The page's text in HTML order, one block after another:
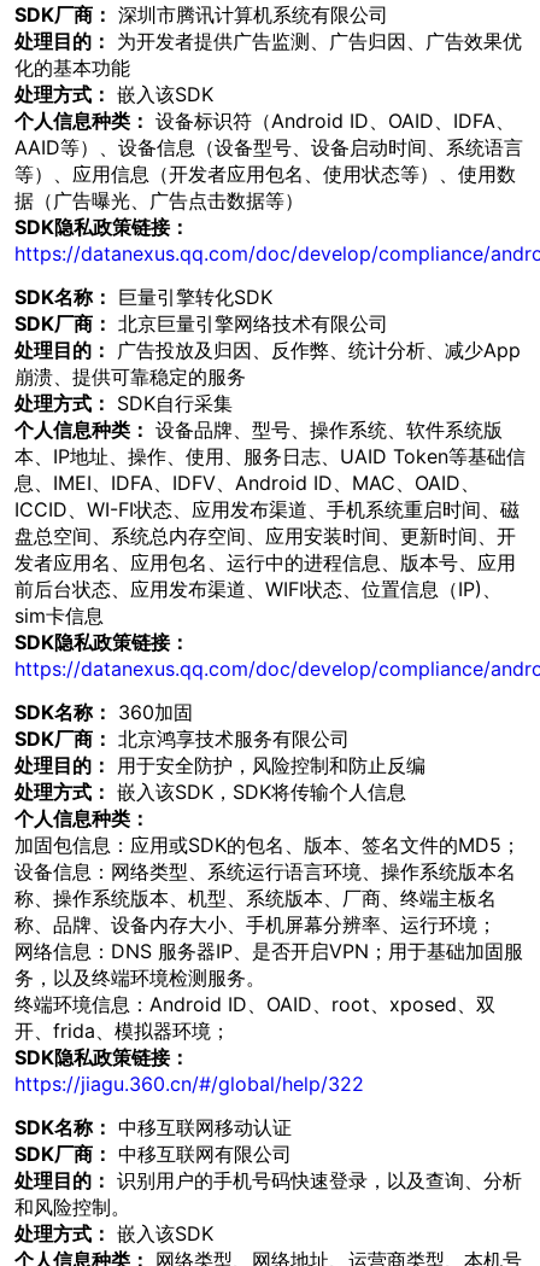
SDK厂商： 深圳市腾讯计算机系统有限公司
处理目的： 为开发者提供广告监测、广告归因、广告效果优
化的基本功能
处理方式： 嵌入该SDK
个人信息种类： 设备标识符（Android ID、OAID、IDFA、
AAID等）、设备信息（设备型号、设备启动时间、系统语言
等）、应用信息（开发者应用包名、使用状态等）、使用数
据（广告曝光、广告点击数据等）
SDK隐私政策链接：
https://datanexus.qq.com/doc/develop/compliance/
SDK名称： 巨量引擎转化SDK
SDK厂商： 北京巨量引擎网络技术有限公司
处理目的： 广告投放及归因、反作弊、统计分析、减少App
崩溃、提供可靠稳定的服务
处理方式： SDK自行采集
个人信息种类： 设备品牌、型号、操作系统、软件系统版
本、IP地址、操作、使用、服务日志、UAID Token等基础信
息、IMEI、IDFA、IDFV、Android ID、MAC、OAID、
ICCID、WI-FI状态、应用发布渠道、手机系统重启时间、磁
盘总空间、系统总内存空间、应用安装时间、更新时间、开
发者应用名、应用包名、运行中的进程信息、版本号、应用
前后台状态、应用发布渠道、WIFI状态、位置信息（IP)、
sim卡信息
SDK隐私政策链接：
https://datanexus.qq.com/doc/develop/compliance/
SDK名称： 360加固
SDK厂商： 北京鸿享技术服务有限公司
处理目的： 用于安全防护，风险控制和防止反编
处理方式： 嵌入该SDK，SDK将传输个人信息
个人信息种类：
加固包信息：应用或SDK的包名、版本、签名文件的MD5；
设备信息：网络类型、系统运行语言环境、操作系统版本名
称、操作系统版本、机型、系统版本、厂商、终端主板名
称、品牌、设备内存大小、手机屏幕分辨率、运行环境；
网络信息：DNS 服务器IP、是否开启VPN；用于基础加固服
务，以及终端环境检测服务。
终端环境信息：Android ID、OAID、root、xposed、双
开、frida、模拟器环境；
SDK隐私政策链接：
https://jiagu.360.cn/#/global/help/322
SDK名称： 中移互联网移动认证
SDK厂商： 中移互联网有限公司
处理目的： 识别用户的手机号码快速登录，以及查询、分析
和风险控制。
处理方式： 嵌入该SDK
个人信息种类： 网络类型、网络地址、运营商类型、本机号